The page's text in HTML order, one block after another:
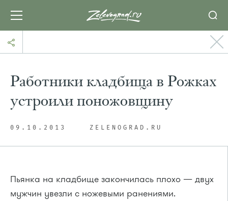
Работники кладбища в Рожках
устроили поножовщину
09.10.2013 ZELENOGRAD.RU
Пьянка на кладбище закончилась плохо — двух
мужчин увезли с ножевыми ранениями.